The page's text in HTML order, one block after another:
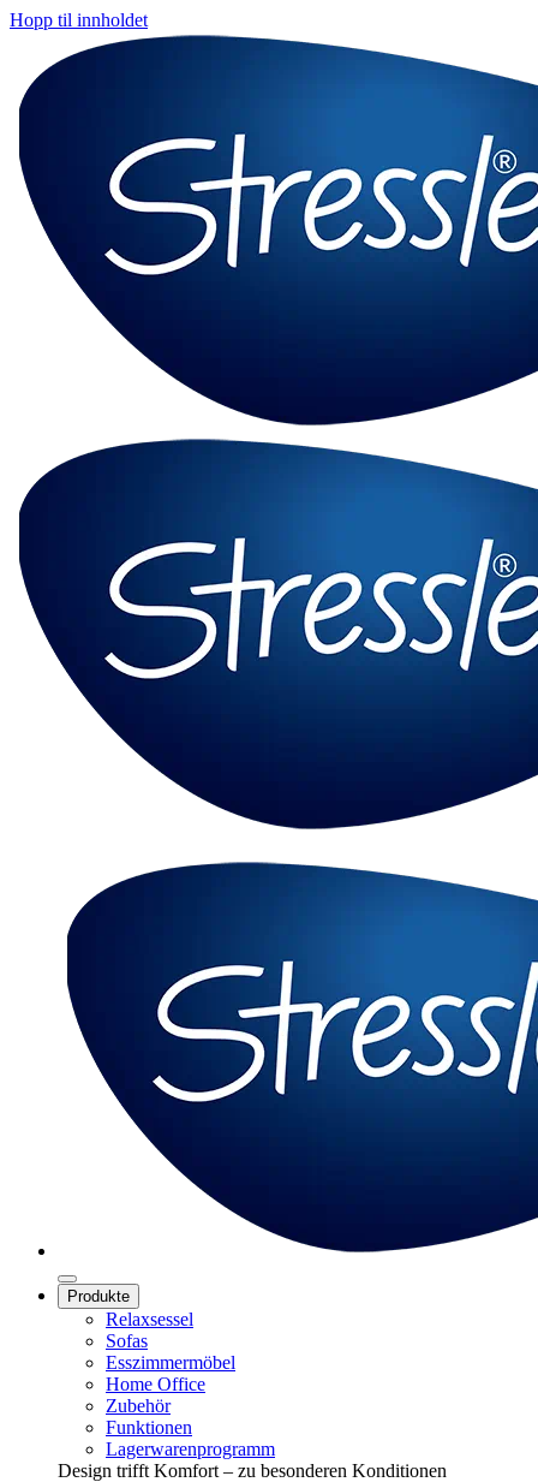
Hopp til innholdet
Produkte
Relaxsessel
Sofas
Esszimmermöbel
Home Office
Zubehör
Funktionen
Lagerwarenprogramm
Design trifft Komfort – zu besonderen Konditionen